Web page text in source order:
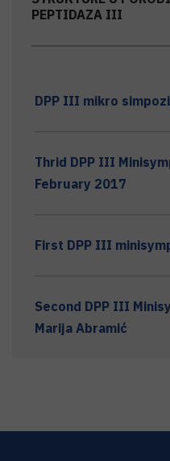
PEPTIDAZA III
DPP III mikro
Thrid DPP III
February 2017
First DPP III
Second DPP III
Marija Abramić